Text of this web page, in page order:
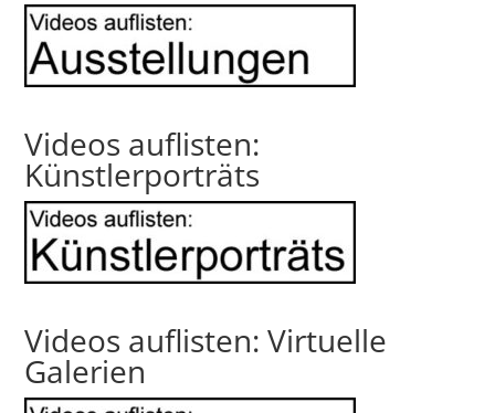
Videos auflisten:
Künstlerporträts
Videos auflisten: Virtuelle
Galerien